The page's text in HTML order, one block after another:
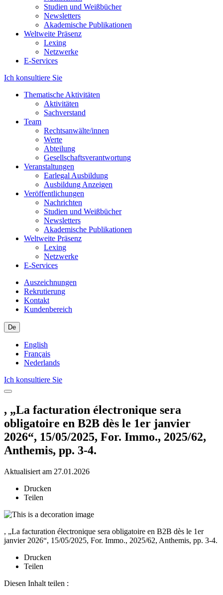
Studien und Weißbücher
Newsletters
Akademische Publikationen
Weltweite Präsenz
Lexing
Netzwerke
E-Services
Ich konsultiere Sie
Thematische Aktivitäten
Aktivitäten
Sachverstand
Team
Rechtsanwälte/innen
Werte
Abteilung
Gesellschaftsverantwortung
Veranstaltungen
Earlegal Ausbildung
Ausbildung Anzeigen
Veröffentlichungen
Nachrichten
Studien und Weißbücher
Newsletters
Akademische Publikationen
Weltweite Präsenz
Lexing
Netzwerke
E-Services
Auszeichnungen
Rekrutierung
Kontakt
Kundenbereich
De
English
Français
Nederlands
Ich konsultiere Sie
, „La facturation électronique sera
obligatoire en B2B dès le 1er janvier
2026“, 15/05/2025, For. Immo., 2025/62,
Anthemis, pp. 3-4.
Aktualisiert am 27.01.2026
Drucken
Teilen
, „La facturation électronique sera obligatoire en B2B dès le 1er
janvier 2026“, 15/05/2025, For. Immo., 2025/62, Anthemis, pp. 3-4.
Drucken
Teilen
Diesen Inhalt teilen :